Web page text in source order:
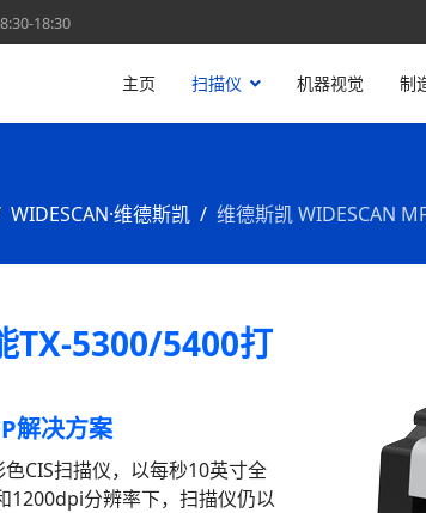
18:30
主页 扫描仪 机器视觉 制
WIDESCAN·维德斯凯 维德斯凯 WIDESCAN
TX-5300/5400打
解决方案
CIS扫描仪，以每秒10英寸全
1200dpi分辨率下，扫描仪仍以